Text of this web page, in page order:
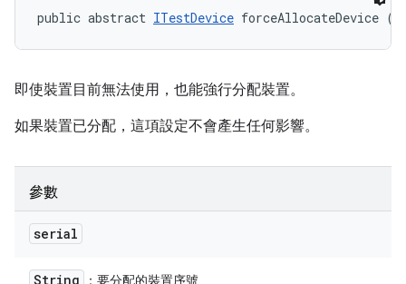
public abstract ITestDevice forceAllocateDevice
即使裝置目前無法使用，也能強行分配裝置。
如果裝置已分配，這項設定不會產生任何影響。
參數
serial
String ：要分配的裝置序號